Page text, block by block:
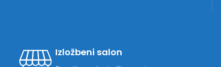
Izložbeni salon